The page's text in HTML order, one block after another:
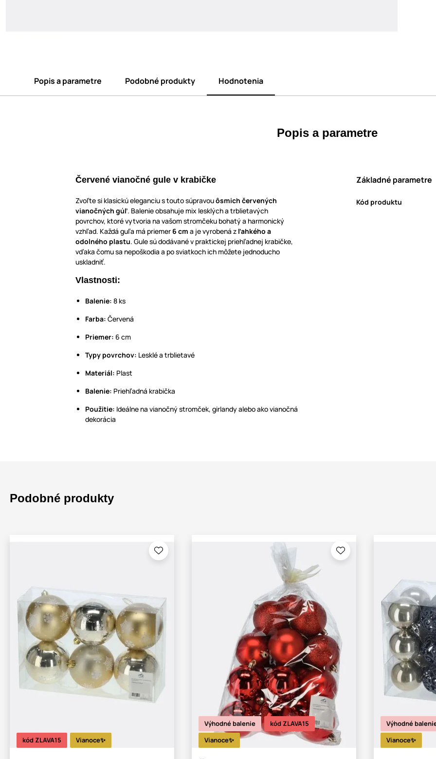
Popis a parametre Podobné produkty Hodnotenia
Popis a parametre
Červené vianočné gule v krabičke
Zvoľte si klasickú eleganciu s touto súpravouôsmich červených
vianočných gúľ. Balenie obsahuje mix lesklých a trblietavých
povrchov, ktoré vytvoria na vašom stromčeku bohatý a harmonický
vzhľad. Každá guľa má priemer 6 cm a je vyrobená z ľahkého a
odolného plastu. Gule sú dodávané v praktickej priehľadnej krabičke,
vďaka čomu sa nepoškodia a po sviatkoch ich môžete jednoducho
uskladniť.
Vlastnosti:
Balenie: 8 ks
Farba: Červená
Priemer: 6 cm
Typy povrchov: Lesklé a trblietavé
Materiál: Plast
Balenie: Priehľadná krabička
Použitie: Ideálne na vianočný stromček, girlandy alebo ako vianočná
dekorácia
Základné parametre
Kód produktu
Podobné produkty
kód ZLAVA15 Vianoce✨
Výhodné balenie
kód ZLAVA15
Vianoce✨
Výhodné
Vianoce✨